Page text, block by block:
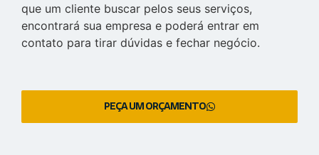
que um cliente buscar pelos seus serviços,
encontrará sua empresa e poderá entrar em
contato para tirar dúvidas e fechar negócio.
PEÇA UM ORÇAMENTO